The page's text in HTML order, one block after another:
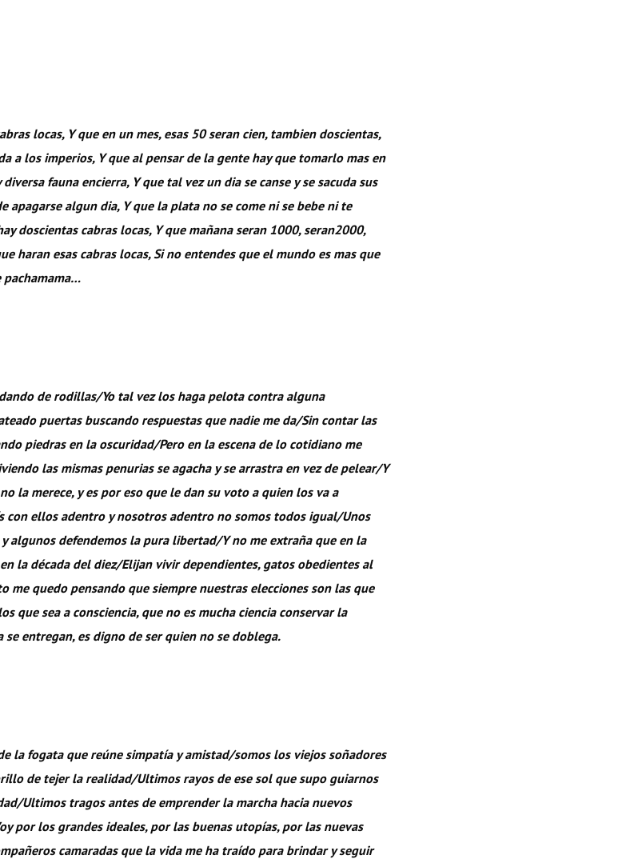
locas, Y que en un mes, esas 50 seran cien, tambien doscientas,
a los imperios, Y que al pensar de la gente hay que tomarlo mas en
fauna encierra, Y que tal vez un dia se canse y se sacuda sus
apagarse algun dia, Y que la plata no se come ni se bebe ni te
doscientas cabras locas, Y que mañana seran 1000, seran2000,
haran esas cabras locas, Si no entendes que el mundo es mas que
pachamama…
de rodillas/Yo tal vez los haga pelota contra alguna
puertas buscando respuestas que nadie me da/Sin contar las
piedras en la oscuridad/Pero en la escena de lo cotidiano me
las mismas penurias se agacha y se arrastra en vez de pelear/Y
la merece, y es por eso que le dan su voto a quien los va a
con ellos adentro y nosotros adentro no somos todos igual/Unos
algunos defendemos la pura libertad/Y no me extraña que en la
la década del diez/Elijan vivir dependientes, gatos obedientes al
me quedo pensando que siempre nuestras elecciones son las que
que sea a consciencia, que no es mucha ciencia conservar la
entregan, es digno de ser quien no se doblega.
la fogata que reúne simpatía y amistad/somos los viejos soñadores
de tejer la realidad/Ultimos rayos de ese sol que supo guiarnos
Ultimos tragos antes de emprender la marcha hacia nuevos
por los grandes ideales, por las buenas utopías, por las nuevas
camaradas que la vida me ha traído para brindar y seguir